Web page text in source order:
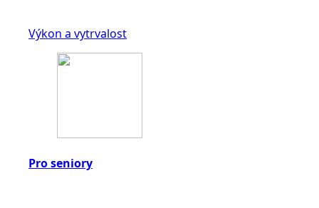
Výkon a vytrvalost
Pro seniory